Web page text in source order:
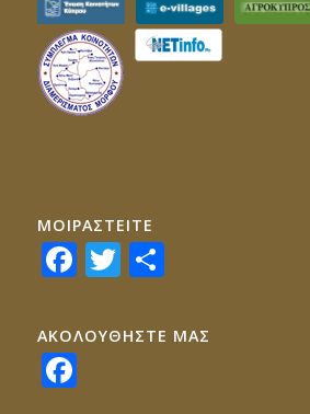
ΜΟΙΡΑΣTEITE
Facebook
Twitter
Share
ΑΚΟΛΟΥΘΗΣΤΕ ΜΑΣ
Facebook